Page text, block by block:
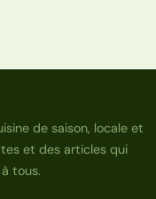
de saison, locale et
et des articles qui
tous.